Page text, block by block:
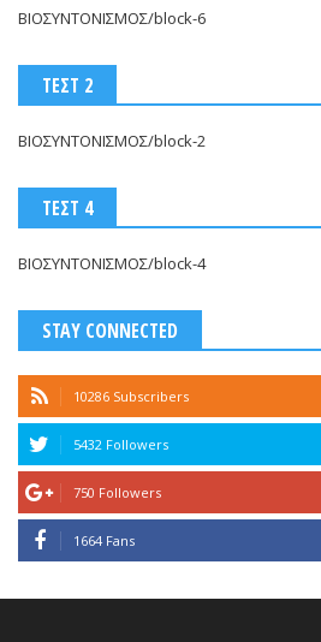
ΒΙΟΣΥΝΤΟΝΙΣΜΟΣ/block-6
ΤΕΣΤ 2
ΒΙΟΣΥΝΤΟΝΙΣΜΟΣ/block-2
ΤΕΣΤ 4
ΒΙΟΣΥΝΤΟΝΙΣΜΟΣ/block-4
STAY CONNECTED
10286 Subscribers
5432 Followers
750 Followers
1664 Fans